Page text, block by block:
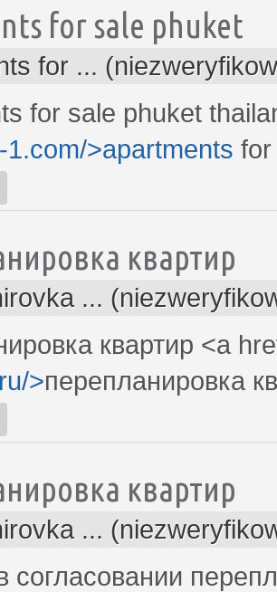
for sale phuket
for ...
for sale phuket
1.com/>apartments for
квартир
...
квартир <a
>перепланировка
квартир
...
согласовании